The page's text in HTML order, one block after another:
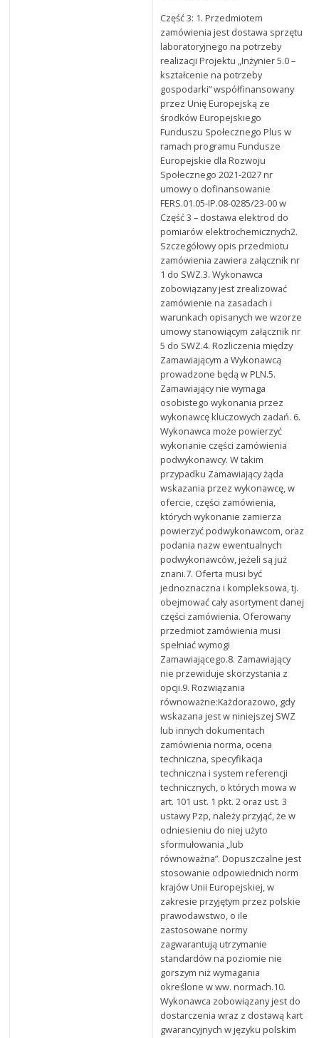
Część 3: 1. Przedmiotem
zamówienia jest dostawa sprzętu
laboratoryjnego na potrzeby
realizacji Projektu „Inżynier 5.0 –
kształcenie na potrzeby
gospodarki” współfinansowany
przez Unię Europejską ze
środków Europejskiego
Funduszu Społecznego Plus w
ramach programu Fundusze
Europejskie dla Rozwoju
Społecznego 2021-2027 nr
umowy o dofinansowanie
FERS.01.05-IP.08-0285/23-00 w
Część 3 – dostawa elektrod do
pomiarów elektrochemicznych2.
Szczegółowy opis przedmiotu
zamówienia zawiera załącznik nr
1 do SWZ.3. Wykonawca
zobowiązany jest zrealizować
zamówienie na zasadach i
warunkach opisanych we wzorze
umowy stanowiącym załącznik nr
5 do SWZ.4. Rozliczenia między
Zamawiającym a Wykonawcą
prowadzone będą w PLN.5.
Zamawiający nie wymaga
osobistego wykonania przez
wykonawcę kluczowych zadań. 6.
Wykonawca może powierzyć
wykonanie części zamówienia
podwykonawcy. W takim
przypadku Zamawiający żąda
wskazania przez wykonawcę, w
ofercie, części zamówienia,
których wykonanie zamierza
powierzyć podwykonawcom, oraz
podania nazw ewentualnych
podwykonawców, jeżeli są już
znani.7. Oferta musi być
jednoznaczna i kompleksowa, tj.
obejmować cały asortyment danej
części zamówienia. Oferowany
przedmiot zamówienia musi
spełniać wymogi
Zamawiającego.8. Zamawiający
nie przewiduje skorzystania z
opcji.9. Rozwiązania
równoważne:Każdorazowo, gdy
wskazana jest w niniejszej SWZ
lub innych dokumentach
zamówienia norma, ocena
techniczna, specyfikacja
techniczna i system referencji
technicznych, o których mowa w
art. 101 ust. 1 pkt. 2 oraz ust. 3
ustawy Pzp, należy przyjąć, że w
odniesieniu do niej użyto
sformułowania „lub
równoważna”. Dopuszczalne jest
stosowanie odpowiednich norm
krajów Unii Europejskiej, w
zakresie przyjętym przez polskie
prawodawstwo, o ile
zastosowane normy
zagwarantują utrzymanie
standardów na poziomie nie
gorszym niż wymagania
określone w ww. normach.10.
Wykonawca zobowiązany jest do
dostarczenia wraz z dostawą kart
gwarancyjnych w języku polskim